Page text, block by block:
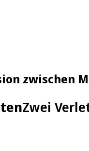
zwischen
Zwei